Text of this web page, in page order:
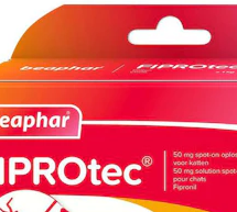
Alles ansehen